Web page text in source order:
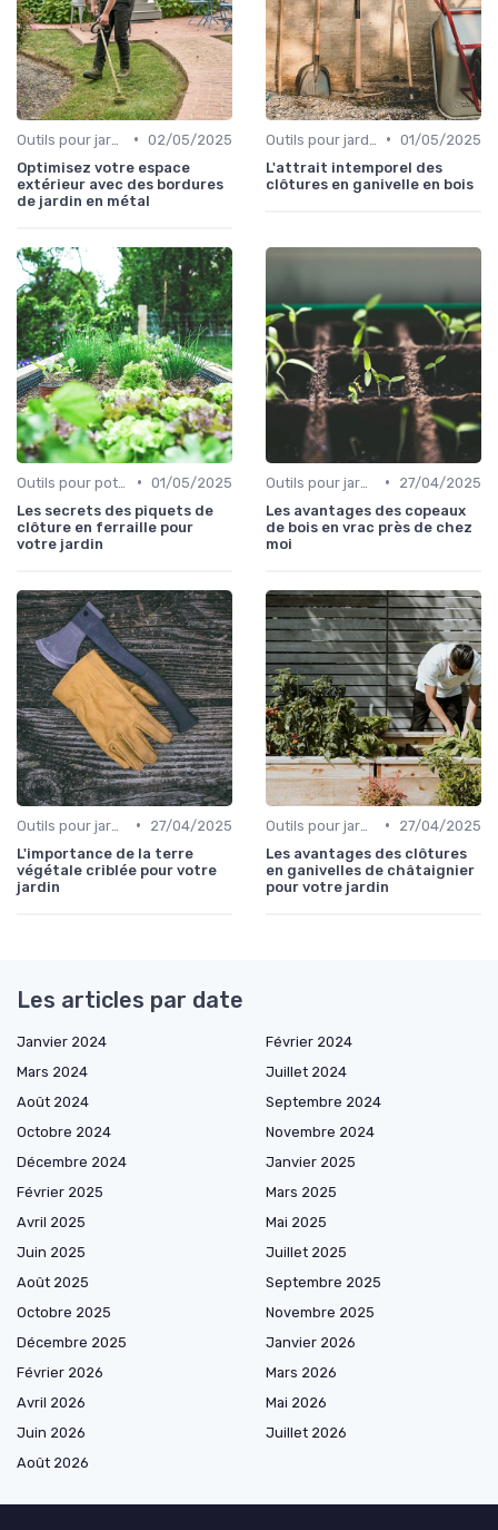
• 02/05/2025
Optimisez votre espace
extérieur avec des bordures
de jardin en métal
• 01/05/2025
L'attrait intemporel des
clôtures en ganivelle en bois
• 01/05/2025
Les secrets des piquets de
clôture en ferraille pour
votre jardin
•
27/04/2025
Les avantages des copeaux
de bois en vrac près de chez
moi
•
27/04/2025
L'importance de la terre
végétale criblée pour votre
jardin
•
27/04/2025
Les avantages des clôtures
en ganivelles de châtaignier
pour votre jardin
Les articles par date
Janvier 2024
Février 2024
Mars 2024
Juillet 2024
Août 2024
Septembre 2024
Octobre 2024
Novembre 2024
Décembre 2024
Janvier 2025
Février 2025
Mars 2025
Avril 2025
Mai 2025
Juin 2025
Juillet 2025
Août 2025
Septembre 2025
Octobre 2025
Novembre 2025
Décembre 2025
Janvier 2026
Février 2026
Mars 2026
Avril 2026
Mai 2026
Juin 2026
Juillet 2026
Août 2026